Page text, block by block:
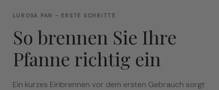
LUROSA PAN - ERSTE SCHRITTE
So brennen Sie Ihre
Pfanne richtig ein
Ein kurzes Einbrennen vor dem ersten Gebrauch sorgt